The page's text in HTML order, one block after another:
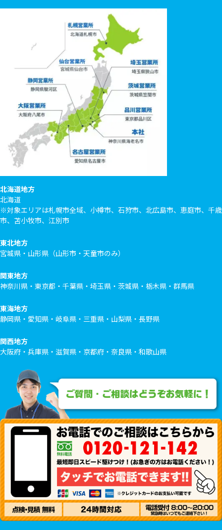
北海道地方
北海道
※対象エリアは札幌市全域、小樽市、石狩市、北広島市、恵庭市、千歳
市、苫小牧市、江別市
東北地方
宮城県・山形県（山形市・天童市のみ）
関東地方
神奈川県・東京都・千葉県・埼玉県・茨城県・栃木県・群馬県
東海地方
静岡県・愛知県・岐阜県・三重県・山梨県・長野県
関西地方
大阪府・兵庫県・滋賀県・京都府・奈良県・和歌山県